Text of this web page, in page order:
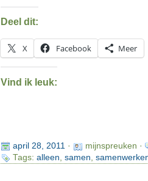
Deel dit:
X Facebook Meer
Vind ik leuk:
april 28, 2011·
mijnspreuken ·
Tags: alleen, samen,